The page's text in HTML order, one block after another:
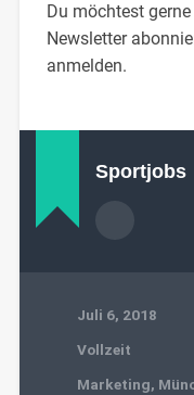
Du möchtest
Newsletter
anmelden.
Sportjobs
Juli 6, 2018
Vollzeit
Marketing,